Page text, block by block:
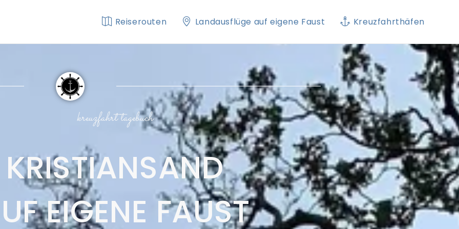
Reiserouten Landausflüge auf eigene Faust Kreuzfahrthäfen
kreuzfahrt tagebuch
KRISTIANSAND
EIGENE FAUST